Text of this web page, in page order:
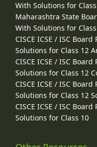
With Solutions for
Maharashtra State
With Solutions for
CISCE ICSE / ISC
Solutions for Class 12
CISCE ICSE / ISC
Solutions for Class 12
CISCE ICSE / ISC
Solutions for Class 12
CISCE ICSE / ISC
Solutions for Class 10